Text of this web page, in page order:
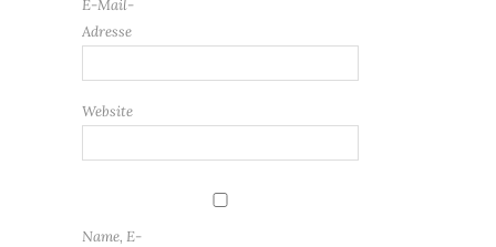
E-Mail-
Adresse
Website
Name, E-